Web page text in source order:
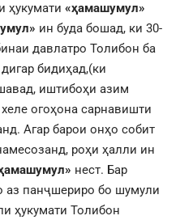
ҳукумати «ҳамашумул»
ин буда бошад, ки 30-
давлатро Толибон ба
бидиҳад,(ки
иштибоҳи азим
огоҳона сарнавишти
Агар барои онҳо собит
роҳи ҳалли ин
нест. Бар
аз панҷшериро бо шумули
ҳукумати Толибон